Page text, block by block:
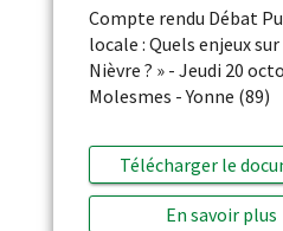
Compte rendu Débat
locale : Quels enjeux
Nièvre ? » - Jeudi 20
Molesmes - Yonne (89)
Télécharger le
En savoir plus